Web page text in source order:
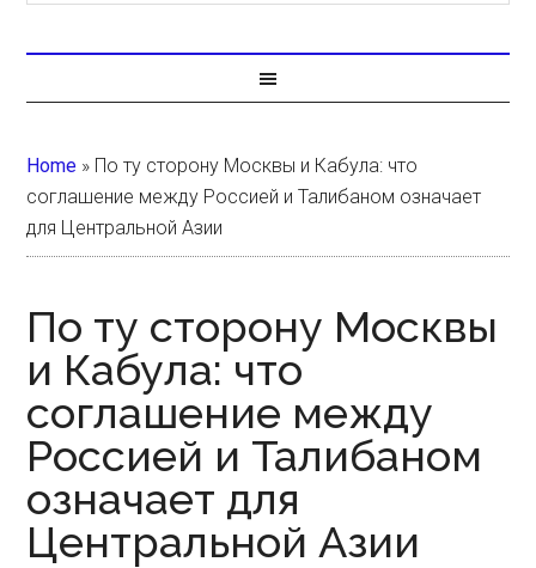
Home » По ту сторону Москвы и Кабула: что
соглашение между Россией и Талибаном означает
для Центральной Азии
По ту сторону Москвы
и Кабула: что
соглашение между
Россией и Талибаном
означает для
Центральной Азии